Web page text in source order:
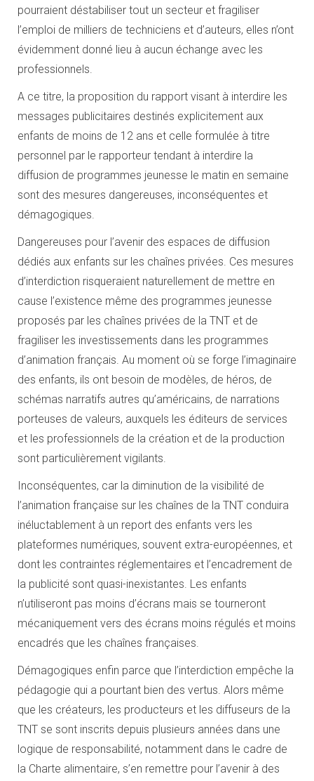
pourraient déstabiliser tout un secteur et fragiliser
l’emploi de milliers de techniciens et d’auteurs, elles n’ont
évidemment donné lieu à aucun échange avec les
professionnels.
A ce titre, la proposition du rapport visant à interdire les
messages publicitaires destinés explicitement aux
enfants de moins de 12 ans et celle formulée à titre
personnel par le rapporteur tendant à interdire la
diffusion de programmes jeunesse le matin en semaine
sont des mesures dangereuses, inconséquentes et
démagogiques.
Dangereuses pour l’avenir des espaces de diffusion
dédiés aux enfants sur les chaînes privées. Ces mesures
d’interdiction risqueraient naturellement de mettre en
cause l’existence même des programmes jeunesse
proposés par les chaînes privées de la TNT et de
fragiliser les investissements dans les programmes
d’animation français. Au moment où se forge l’imaginaire
des enfants, ils ont besoin de modèles, de héros, de
schémas narratifs autres qu’américains, de narrations
porteuses de valeurs, auxquels les éditeurs de services
et les professionnels de la création et de la production
sont particulièrement vigilants.
Inconséquentes, car la diminution de la visibilité de
l’animation française sur les chaînes de la TNT conduira
inéluctablement à un report des enfants vers les
plateformes numériques, souvent extra-européennes, et
dont les contraintes réglementaires et l’encadrement de
la publicité sont quasi-inexistantes. Les enfants
n’utiliseront pas moins d’écrans mais se tourneront
mécaniquement vers des écrans moins régulés et moins
encadrés que les chaînes françaises.
Démagogiques enfin parce que l’interdiction empêche la
pédagogie qui a pourtant bien des vertus. Alors même
que les créateurs, les producteurs et les diffuseurs de la
TNT se sont inscrits depuis plusieurs années dans une
logique de responsabilité, notamment dans le cadre de
la Charte alimentaire, s’en remettre pour l’avenir à des